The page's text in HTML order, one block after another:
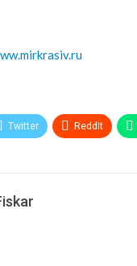
Twitter ReddIt